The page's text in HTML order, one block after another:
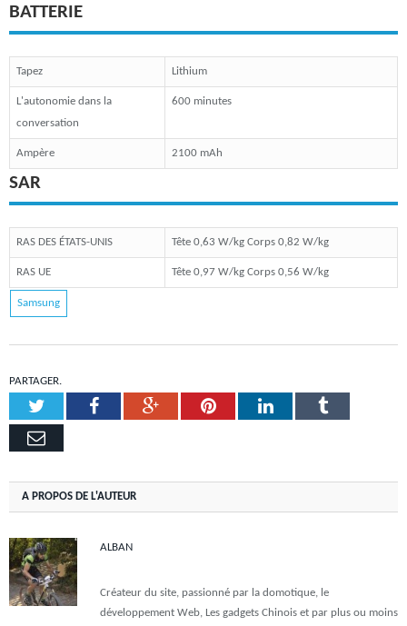
BATTERIE
Tapez Lithium
L'autonomie dans la
conversation
600 minutes
Ampère 2100 mAh
SAR
RAS DES ÉTATS-UNIS Tête 0,63 W/kg Corps 0,82 W/kg
RAS UE Tête 0,97 W/kg Corps 0,56 W/kg
Samsung
PARTAGER.
TwitterFacebookGoogle+PinterestLinkedInTumblr
Email
A PROPOS DE L'AUTEUR
ALBAN
Créateur du site, passionné par la domotique, le
développement Web, Les gadgets Chinois et par plus ou moins